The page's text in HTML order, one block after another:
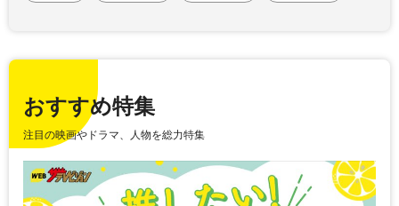
おすすめ特集
注目の映画やドラマ、人物を総力特集